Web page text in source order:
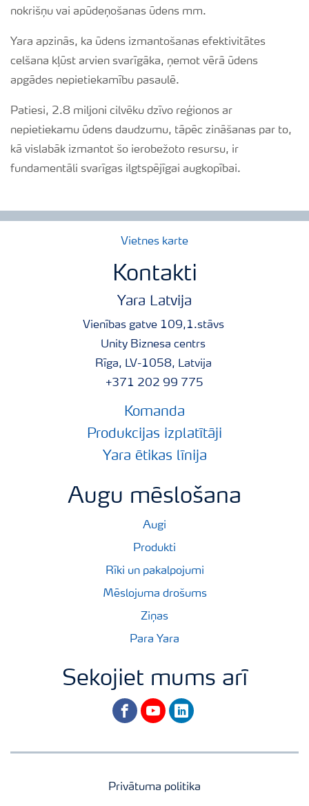
nokrišņu vai apūdeņošanas ūdens mm.
Yara apzinās, ka ūdens izmantošanas efektivitātes
celšana kļūst arvien svarīgāka, ņemot vērā ūdens
apgādes nepietiekamību pasaulē.
Patiesi, 2.8 miljoni cilvēku dzīvo reģionos ar
nepietiekamu ūdens daudzumu, tāpēc zināšanas par to,
kā vislabāk izmantot šo ierobežoto resursu, ir
fundamentāli svarīgas ilgtspējīgai augkopībai.
Vietnes karte
Kontakti
Yara Latvija
Vienības gatve 109,1.stāvs
Unity Biznesa centrs
Rīga, LV-1058, Latvija
+371 202 99 775
Komanda
Produkcijas izplatītāji
Yara ētikas līnija
Augu mēslošana
Augi
Produkti
Rīki un pakalpojumi
Mēslojuma drošums
Ziņas
Para Yara
Sekojiet mums arī
facebookyoutubelinkedin
Privātuma politika